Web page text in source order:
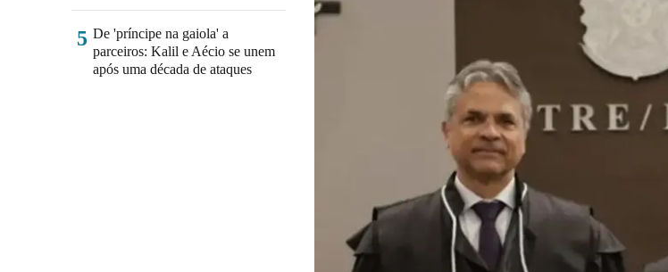
5 De 'príncipe na gaiola' a
parceiros: Kalil e Aécio se unem
após uma década de ataques